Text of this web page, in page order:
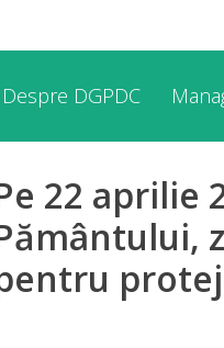
Despre DGPDC
22 aprilie